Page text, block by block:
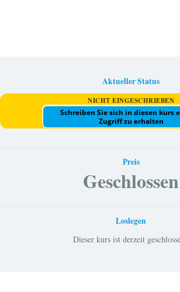
Aktueller Status
NICHT EINGESCHRIEBEN
Schreiben Sie sich in diesen kurs
Zugriff zu erhalten
Preis
Geschlossen
Loslegen
Dieser kurs ist derzeit